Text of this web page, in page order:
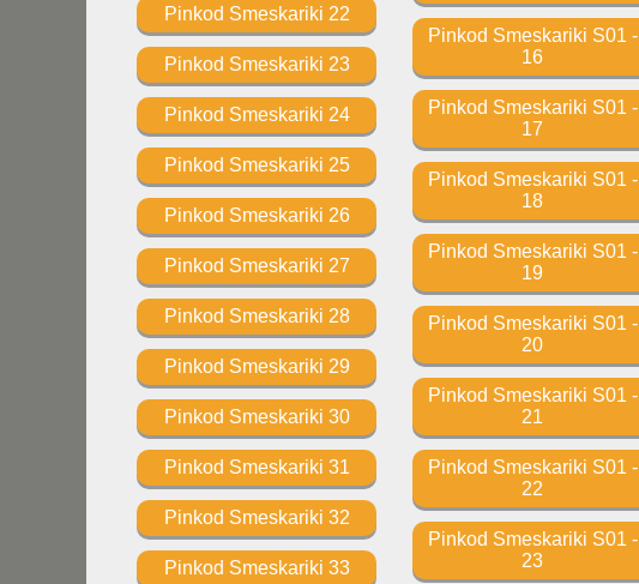
Pinkod Smeskariki 22
Pinkod Smeskariki 23
Pinkod Smeskariki 24
Pinkod Smeskariki 25
Pinkod Smeskariki 26
Pinkod Smeskariki 27
Pinkod Smeskariki 28
Pinkod Smeskariki 29
Pinkod Smeskariki 30
Pinkod Smeskariki 31
Pinkod Smeskariki 32
Pinkod Smeskariki 33
Pinkod Smeskariki S01 -
16
Pinkod Smeskariki S01 -
17
Pinkod Smeskariki S01 -
18
Pinkod Smeskariki S01 -
19
Pinkod Smeskariki S01 -
20
Pinkod Smeskariki S01 -
21
Pinkod Smeskariki S01 -
22
Pinkod Smeskariki S01 -
23